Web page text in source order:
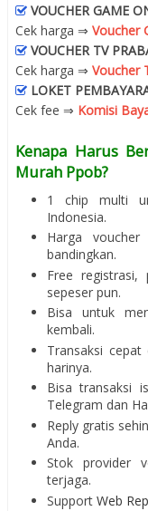
VOUCHER GAME
Cek harga ⇒ Voucher
VOUCHER TV
Cek harga ⇒ Voucher
LOKET
Cek fee ⇒ Komisi
Kenapa Harus
Murah Ppob?
1 chip multi
Indonesia.
Harga
bandingkan.
Free registrasi,
sepeser pun.
Bisa untuk
kembali.
Transaksi
harinya.
Bisa transaksi
Telegram dan
Reply gratis
Anda.
Stok provider
terjaga.
Support Web